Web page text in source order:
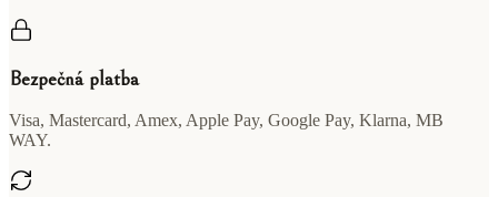
Bezpečná platba
Visa, Mastercard, Amex, Apple Pay, Google Pay, Klarna, MB
WAY.